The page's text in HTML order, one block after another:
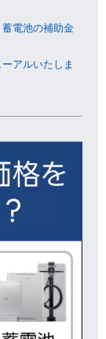
電池の補助金
アルいたしま